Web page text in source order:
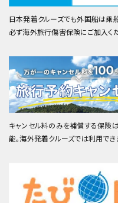
日本発着クルーズでも外国船は乗
必ず海外旅行傷害保険にご加入くだ
キャンセル料のみを補償する保険
能。海外発着クルーズでは利用でき